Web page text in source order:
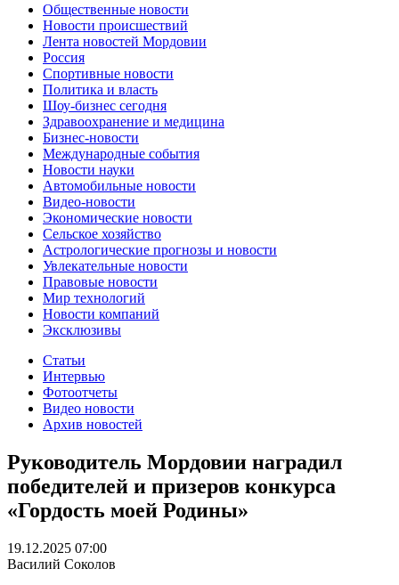
Общественные новости
Новости происшествий
Лента новостей Мордовии
Россия
Спортивные новости
Политика и власть
Шоу-бизнес сегодня
Здравоохранение и медицина
Бизнес-новости
Международные события
Новости науки
Автомобильные новости
Видео-новости
Экономические новости
Сельское хозяйство
Астрологические прогнозы и новости
Увлекательные новости
Правовые новости
Мир технологий
Новости компаний
Эксклюзивы
Статьи
Интервью
Фотоотчеты
Видео новости
Архив новостей
Руководитель Мордовии наградил
победителей и призеров конкурса
«Гордость моей Родины»
19.12.2025 07:00
Василий Соколов